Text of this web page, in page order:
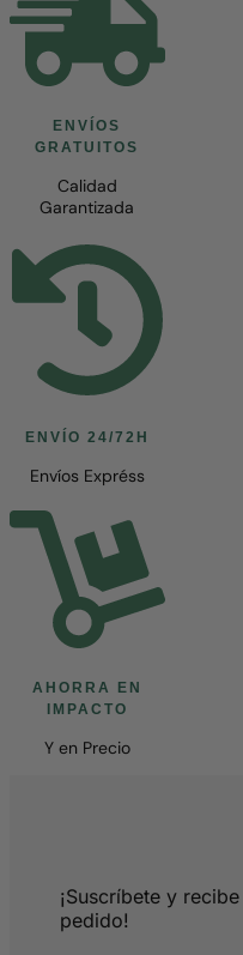
ENVÍOS
GRATUITOS
Calidad
Garantizada
ENVÍO 24/72H
Envíos Expréss
AHORRA EN
IMPACTO
Y en Precio
¡Suscríbete y
pedido!